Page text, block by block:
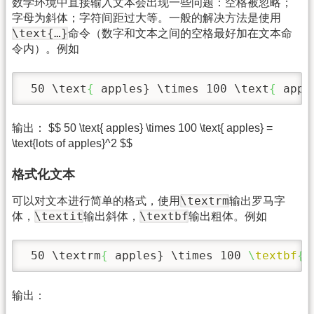
数学环境中直接输入文本会出现一些问题：空格被忽略；
字母为斜体；字符间距过大等。一般的解决方法是使用
\text{…}命令（数字和文本之间的空格最好加在文本命
令内）。例如
50 \text{ apples} \times 100 \text{
输出： $$ 50 \text{ apples} \times 100 \text{ apples} =
\text{lots of apples}^2 $$
格式化文本
可以对文本进行简单的格式，使用 \textrm输出罗马字
体， \textit输出斜体， \textbf输出粗体。例如
50 \textrm{ apples} \times 100 \textbf{
输出：